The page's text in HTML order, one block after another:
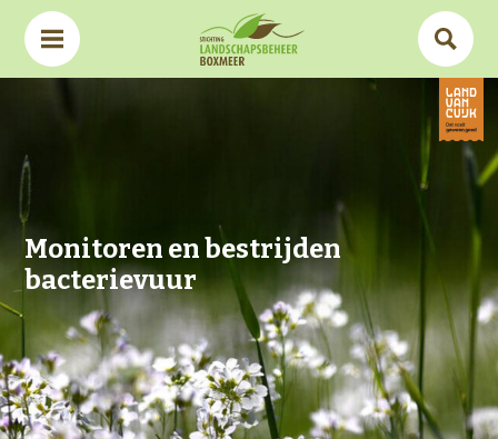
Monitoren en bestrijden
bacterievuur